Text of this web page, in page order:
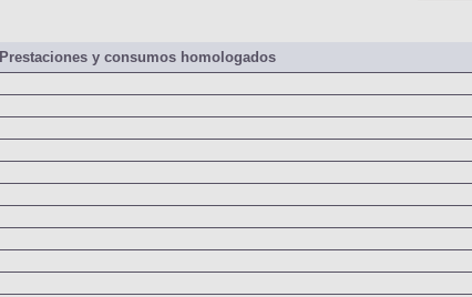
Prestaciones y consumos homologados